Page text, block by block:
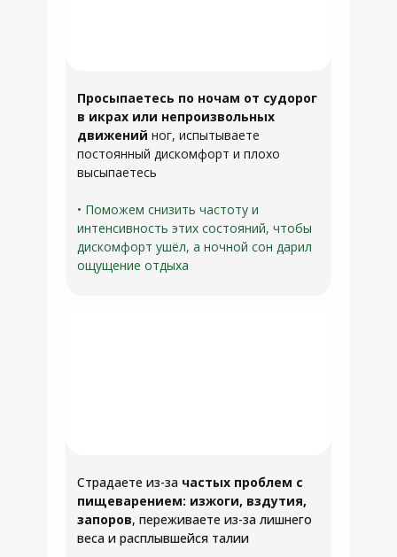
Просыпаетесь по ночам от судорог
в икрах или непроизвольных
движений ног, испытываете
постоянный дискомфорт и плохо
высыпаетесь
• Поможем снизить частоту и
интенсивность этих состояний, чтобы
дискомфорт ушёл, а ночной сон дарил
ощущение отдыха
Страдаете из-за частых проблем с
пищеварением: изжоги, вздутия,
запоров, переживаете из-за лишнего
веса и расплывшейся талии